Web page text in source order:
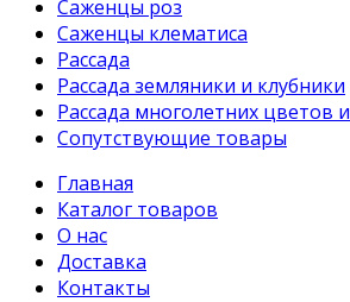
Саженцы роз
Саженцы клематиса
Рассада
Рассада земляники и клубники
Рассада многолетних цветов
Сопутствующие товары
Главная
Каталог товаров
О нас
Доставка
Контакты